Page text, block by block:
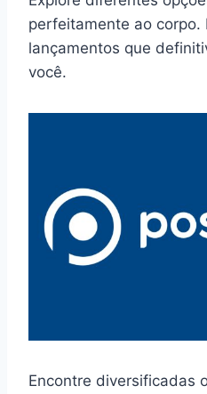
perfeitamente ao corpo.
lançamentos que
você.
Encontre diversificadas